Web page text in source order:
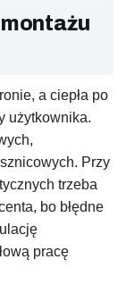
a ciepła po
użytkownika.
Przy
trzeba
bo błędne
pracę